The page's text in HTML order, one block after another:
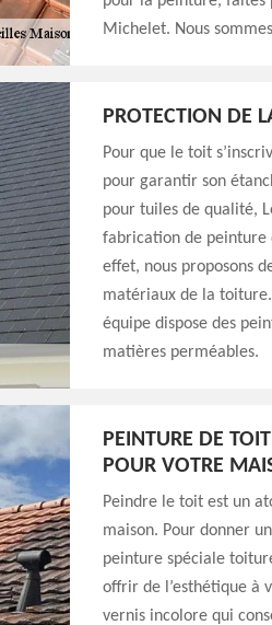
Michelet. Nous
PROTECTION DE
Pour que le toit
pour garantir son
pour tuiles de qualité,
fabrication de peinture
effet, nous proposons
matériaux de la
équipe dispose des
matières perméables.
PEINTURE DE
POUR VOTRE
Peindre le toit est un
maison. Pour donner
peinture spéciale
offrir de l’esthétique à
vernis incolore qui